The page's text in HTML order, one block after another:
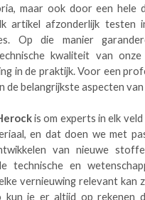
maar ook door een hele
artikel afzonderlijk testen
Op die manier
kwaliteit van
in de praktijk. Voor een
de belangrijkste aspecten
is om experts in elk
en dat doen we met
van nieuwe
technische en
vernieuwing relevant kan
kun je er altijd op rekenen